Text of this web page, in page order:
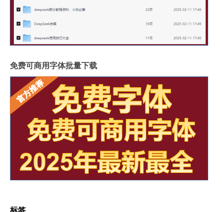
免费可商用字体批量下载
标签